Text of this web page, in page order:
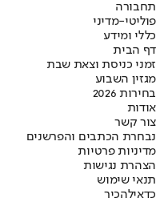
תחבורה
פוליטי-מדיני
כללי ומידע
דף הבית
זמני כניסת וצאת שבת
מגזין השבוע
בחירות 2026
אודות
צור קשר
נבחרת הכתבים והפרשנים
מדיניות פרטיות
הצהרת נגישות
תנאי שימוש
כדאילהכיר